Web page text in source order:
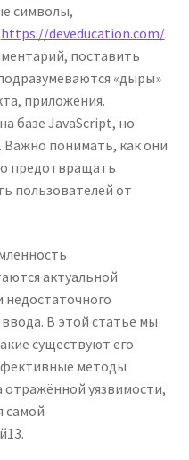
символы,
https://deveducation.com/
поставить
«дыры»
приложения.
базе JavaScript, но
понимать, как они
предотвращать
пользователей от
актуальной
недостаточного
В этой статье мы
существуют его
методы
уязвимости,
самой